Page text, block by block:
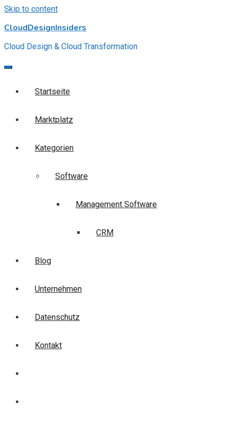
Skip to content
CloudDesignInsiders
Cloud Design & Cloud Transformation
Startseite
Marktplatz
Kategorien
Software
Management Software
CRM
Blog
Unternehmen
Datenschutz
Kontakt